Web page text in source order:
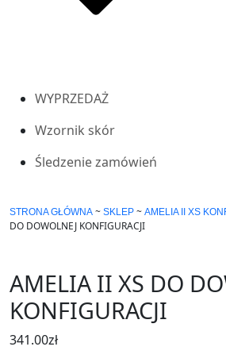
WYPRZEDAŻ
Wzornik skór
Śledzenie zamówień
STRONA GŁÓWNA ~ SKLEP ~ AMELIA II XS
DO DOWOLNEJ KONFIGURACJI
AMELIA II XS DO
KONFIGURACJI
341.00zł